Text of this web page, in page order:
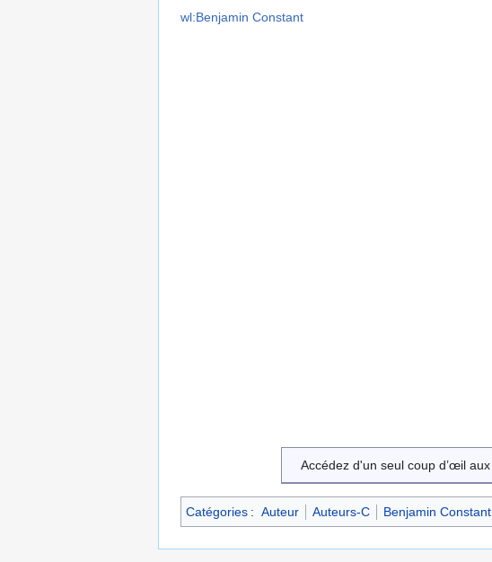
i
wl:Benjamin Constant
Accédez d'un seul coup d’œil aux
Catégories : Auteur Auteurs-C Benjamin Constant